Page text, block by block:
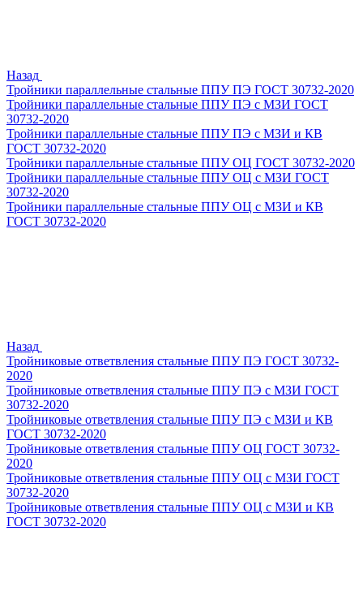
Назад
Тройники параллельные стальные ППУ ПЭ ГОСТ 30732-2020
Тройники параллельные стальные ППУ ПЭ с МЗИ ГОСТ
30732-2020
Тройники параллельные стальные ППУ ПЭ с МЗИ и КВ
ГОСТ 30732-2020
Тройники параллельные стальные ППУ ОЦ ГОСТ 30732-2020
Тройники параллельные стальные ППУ ОЦ с МЗИ ГОСТ
30732-2020
Тройники параллельные стальные ППУ ОЦ с МЗИ и КВ
ГОСТ 30732-2020
Назад
Тройниковые ответвления стальные ППУ ПЭ ГОСТ 30732-
2020
Тройниковые ответвления стальные ППУ ПЭ с МЗИ ГОСТ
30732-2020
Тройниковые ответвления стальные ППУ ПЭ с МЗИ и КВ
ГОСТ 30732-2020
Тройниковые ответвления стальные ППУ ОЦ ГОСТ 30732-
2020
Тройниковые ответвления стальные ППУ ОЦ с МЗИ ГОСТ
30732-2020
Тройниковые ответвления стальные ППУ ОЦ с МЗИ и КВ
ГОСТ 30732-2020